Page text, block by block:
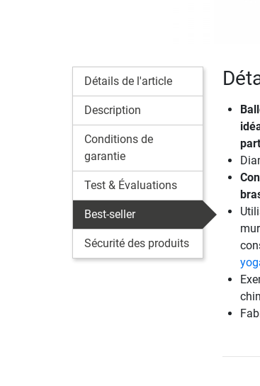
Détails de l'article
Description
Conditions de
garantie
Test & Évaluations
Best-seller
Sécurité des produits